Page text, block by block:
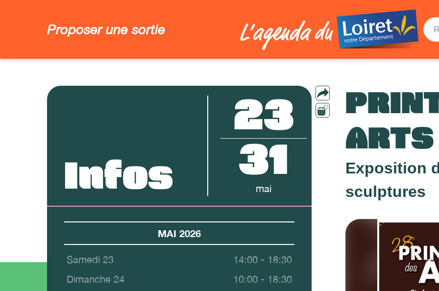
Proposer une sortie
ARTS
Infos
23
31
mai
MAI 2026
Samedi 23
14:00 - 18:30
Dimanche 24
10:00 - 18:30
Exposition
sculptures